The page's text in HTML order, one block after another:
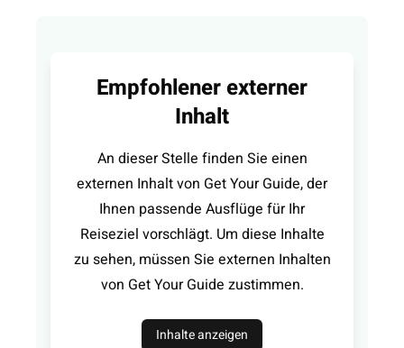
Empfohlener externer
Inhalt
An dieser Stelle finden Sie einen
externen Inhalt von Get Your Guide, der
Ihnen passende Ausflüge für Ihr
Reiseziel vorschlägt. Um diese Inhalte
zu sehen, müssen Sie externen Inhalten
von Get Your Guide zustimmen.
Inhalte anzeigen